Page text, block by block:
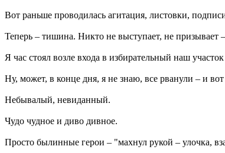
Вот раньше проводилась агитация, листовки,
Теперь – тишина. Никто не выступает, не призывает
Я час стоял возле входа в избирательный наш
Ну, может, в конце дня, я не знаю, все рванули – и вот
Небывалый, невиданный.
Чудо чудное и диво дивное.
Просто былинные герои – "махнул рукой – улочка,